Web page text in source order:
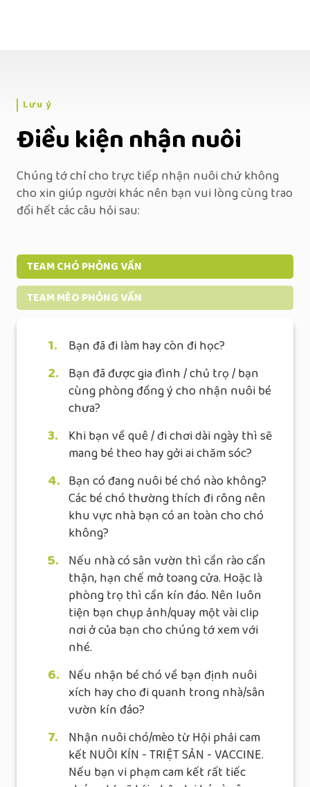
Lưu ý
Điều kiện nhận nuôi
Chúng tớ chỉ cho trực tiếp nhận nuôi chứ không
cho xin giúp người khác nên bạn vui lòng cùng trao
đổi hết các câu hỏi sau:
TEAM CHÓ PHỎNG VẤN
TEAM MÈO PHỎNG VẤN
1. Bạn đã đi làm hay còn đi học?
2. Bạn đã được gia đình / chủ trọ / bạn
cùng phòng đồng ý cho nhận nuôi bé
chưa?
3.
Khi bạn về quê / đi chơi dài ngày thì sẽ
mang bé theo hay gởi ai chăm sóc?
4. Bạn có đang nuôi bé chó nào không?
Các bé chó thường thích đi rông nên
khu vực nhà bạn có an toàn cho chó
không?
5. Nếu nhà có sân vườn thì cần rào cẩn
thận, hạn chế mở toang cửa. Hoặc là
phòng trọ thì cần kín đáo. Nên luôn
tiện bạn chụp ảnh/quay một vài clip
nơi ở của bạn cho chúng tớ xem với
nhé.
6. Nếu nhận bé chó về bạn định nuôi
xích hay cho đi quanh trong nhà/sân
vườn kín đáo?
7.
Nhận nuôi chó/mèo từ Hội phải cam
kết NUÔI KÍN - TRIỆT SẢN - VACCINE.
Nếu bạn vi phạm cam kết rất tiếc